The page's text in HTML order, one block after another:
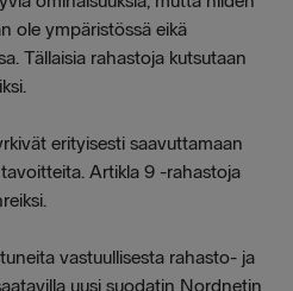
ole ympäristössä eikä
Tällaisia rahastoja kutsutaan
erityisesti saavuttamaan
Artikla 9 -rahastoja
vastuullisesta rahasto- ja
uusi suodatin Nordnetin